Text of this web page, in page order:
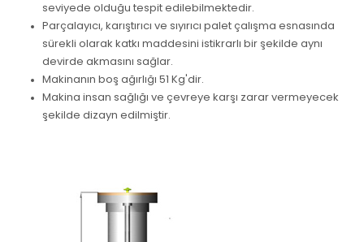
seviyede olduğu tespit edilebilmektedir.
Parçalayıcı, karıştırıcı ve sıyırıcı palet çalışma esnasında
sürekli olarak katkı maddesini istikrarlı bir şekilde aynı
devirde akmasını sağlar.
Makinanın boş ağırlığı 51 Kg'dir.
Makina insan sağlığı ve çevreye karşı zarar vermeyecek
şekilde dizayn edilmiştir.